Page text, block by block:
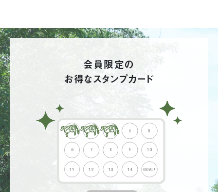
会員限定の
お得なスタンプカード